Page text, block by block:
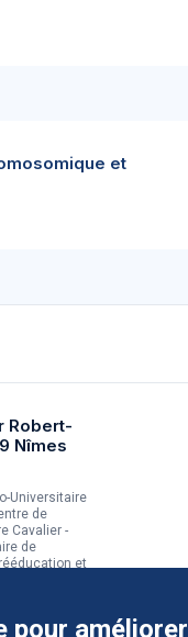
et
Robert-
Nîmes
Universitaire
de
Cavalier -
de
et